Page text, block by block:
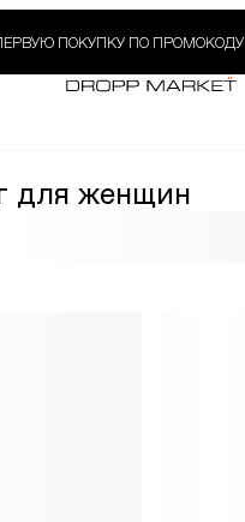
ПОКУПКУ ПО ПРОМОКОДУ
для женщин